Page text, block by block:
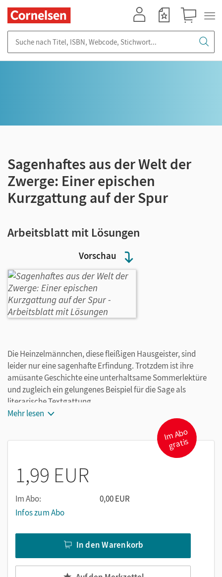
Vorschau
Sagenhaftes aus der Welt der
Zwerge: Einer epischen
Kurzgattung auf der Spur
Arbeitsblatt mit Lösungen
Die Heinzelmännchen, diese fleißigen Hausgeister, sind
leider nur eine sagenhafte Erfindung. Trotzdem ist ihre
amüsante Geschichte eine unterhaltsame Sommerlektüre
und zugleich ein gelungenes Beispiel für die Sage als
literarische Textgattung.
Mehr lesen
I
m
A
b
o
gr
atis
1,99 EUR
Im Abo:
0,00 EUR
Infos zum Abo
In den Warenkorb